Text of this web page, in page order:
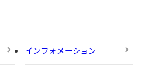
インフォメーション